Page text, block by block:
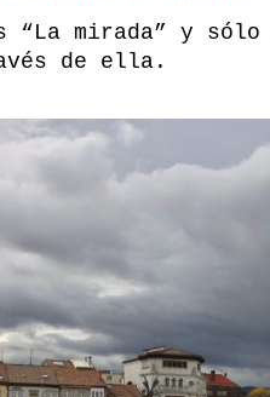
mirada” y
de ella.